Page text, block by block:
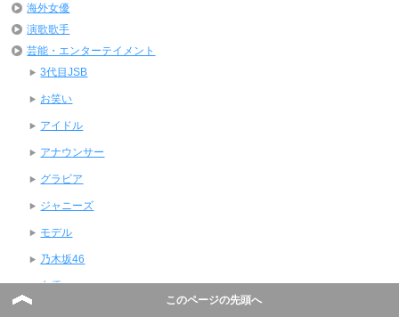
海外女優
演歌歌手
芸能・エンターテイメント
3代目JSB
お笑い
アイドル
アナウンサー
グラビア
ジャニーズ
モデル
乃木坂46
女優
このページの先頭へ